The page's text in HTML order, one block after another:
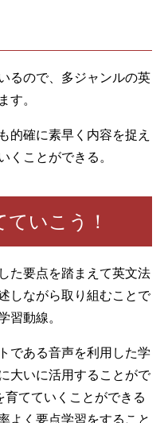
るので、多ジャンルの英
す。
的確に素早く内容を捉え
くことができる。
いこう！
た要点を踏まえて英文法
しながら取り組むことで
習動線。
である音声を利用した学
大いに活用することがで
てていくことができる
よく要点学習をすること